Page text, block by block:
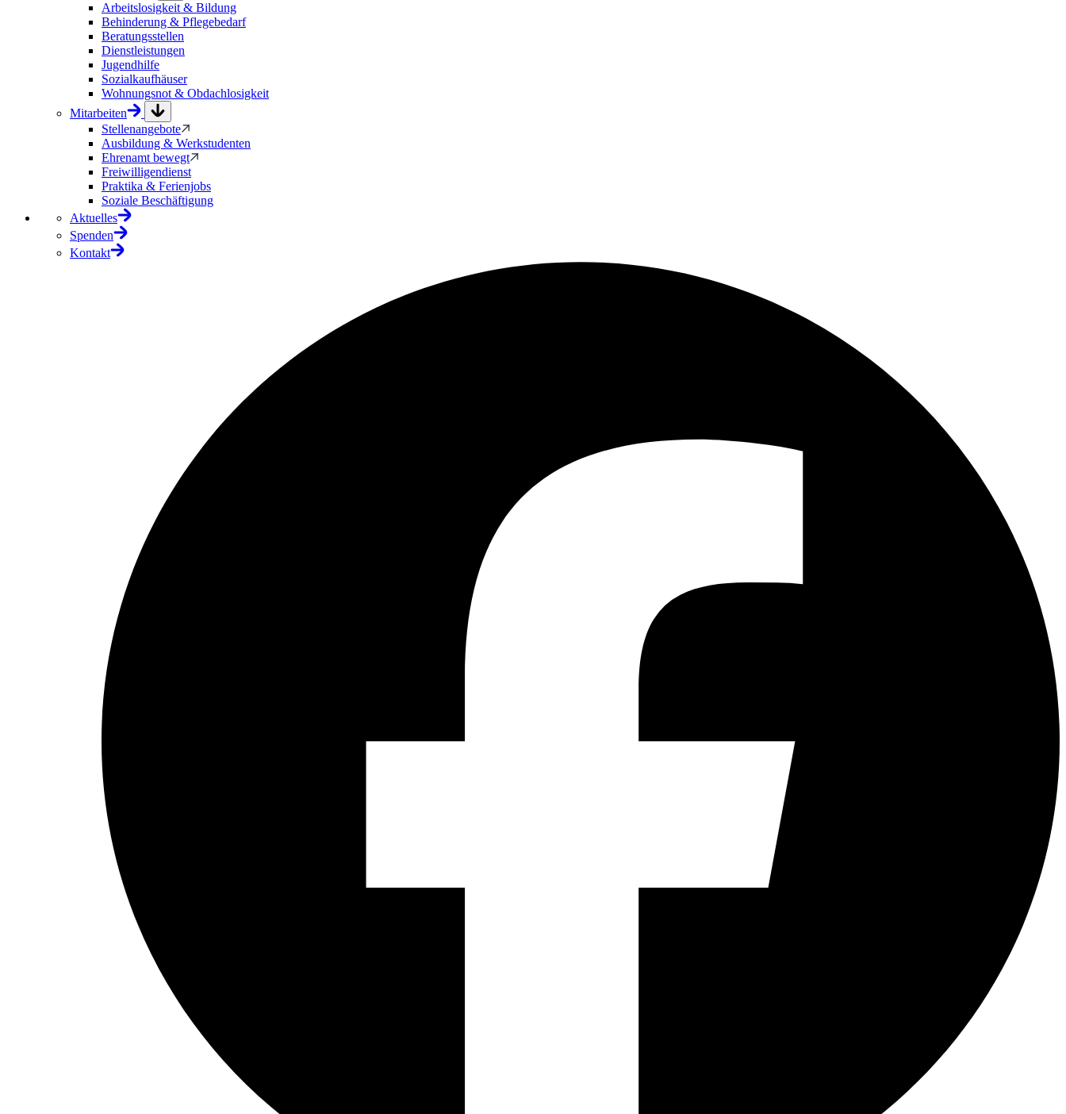
Arbeitslosigkeit & Bildung
Behinderung & Pflegebedarf
Beratungsstellen
Dienstleistungen
Jugendhilfe
Sozialkaufhäuser
Wohnungsnot & Obdachlosigkeit
Mitarbeiten
Stellenangebote
Ausbildung & Werkstudenten
Ehrenamt bewegt
Freiwilligendienst
Praktika & Ferienjobs
Soziale Beschäftigung
Aktuelles
Spenden
Kontakt